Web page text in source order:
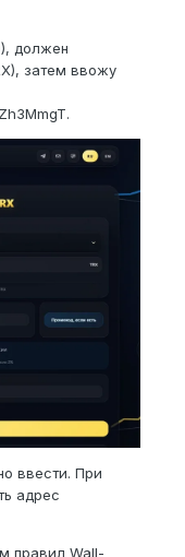
должен
затем ввожу
ввести. При
адрес
правил Wall-